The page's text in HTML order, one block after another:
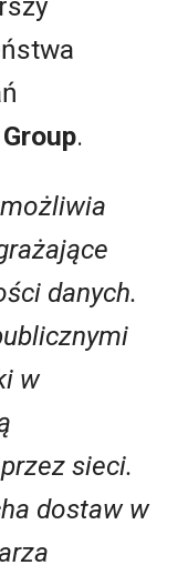
.
danych.
w
sieci.
dostaw w